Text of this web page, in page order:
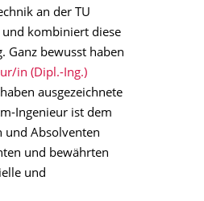
an der TU
und kombiniert diese
Ganz bewusst haben
in (Dipl.-Ing.)
ausgezeichnete
Ingenieur ist dem
und Absolventen
und bewährten
und